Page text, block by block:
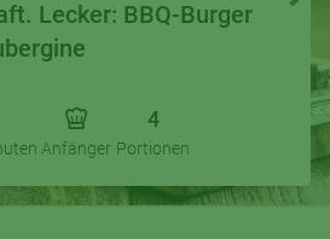
Lecker: BBQ-Burger
Anfänger
4
Portionen